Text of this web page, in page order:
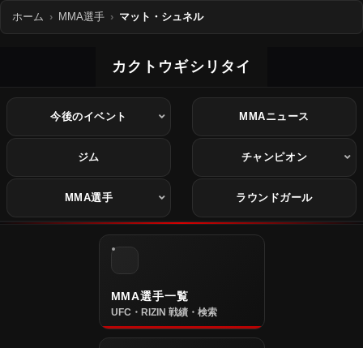
ホーム MMA選手 マット・シュネル
カクトウギシリタイ
今後のイベント MMAニュース
ジム チャンピオン
MMA選手 ラウンドガール
MMA選手一覧
UFC・RIZIN 戦績・検索